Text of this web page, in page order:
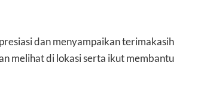
dan menyampaikan terimakasih
melihat di lokasi serta ikut membantu